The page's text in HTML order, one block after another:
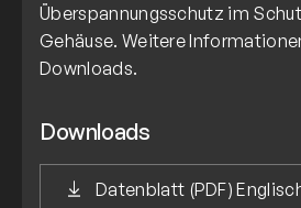
Überspannungsschutz im
Gehäuse. Weitere
Downloads.
Downloads
Datenblatt (PDF)